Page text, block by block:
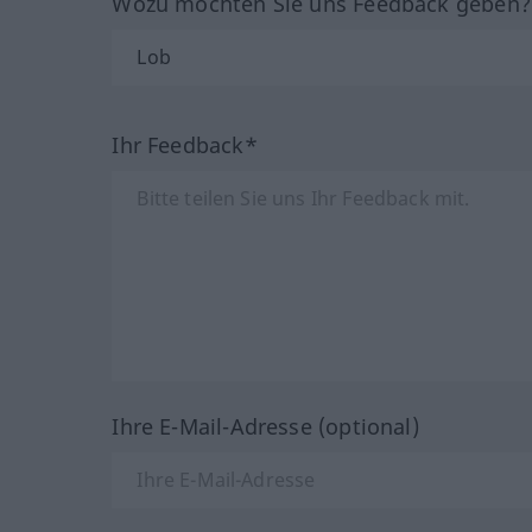
Ihr Feedback*
Ihre E-Mail-Adresse (optional)